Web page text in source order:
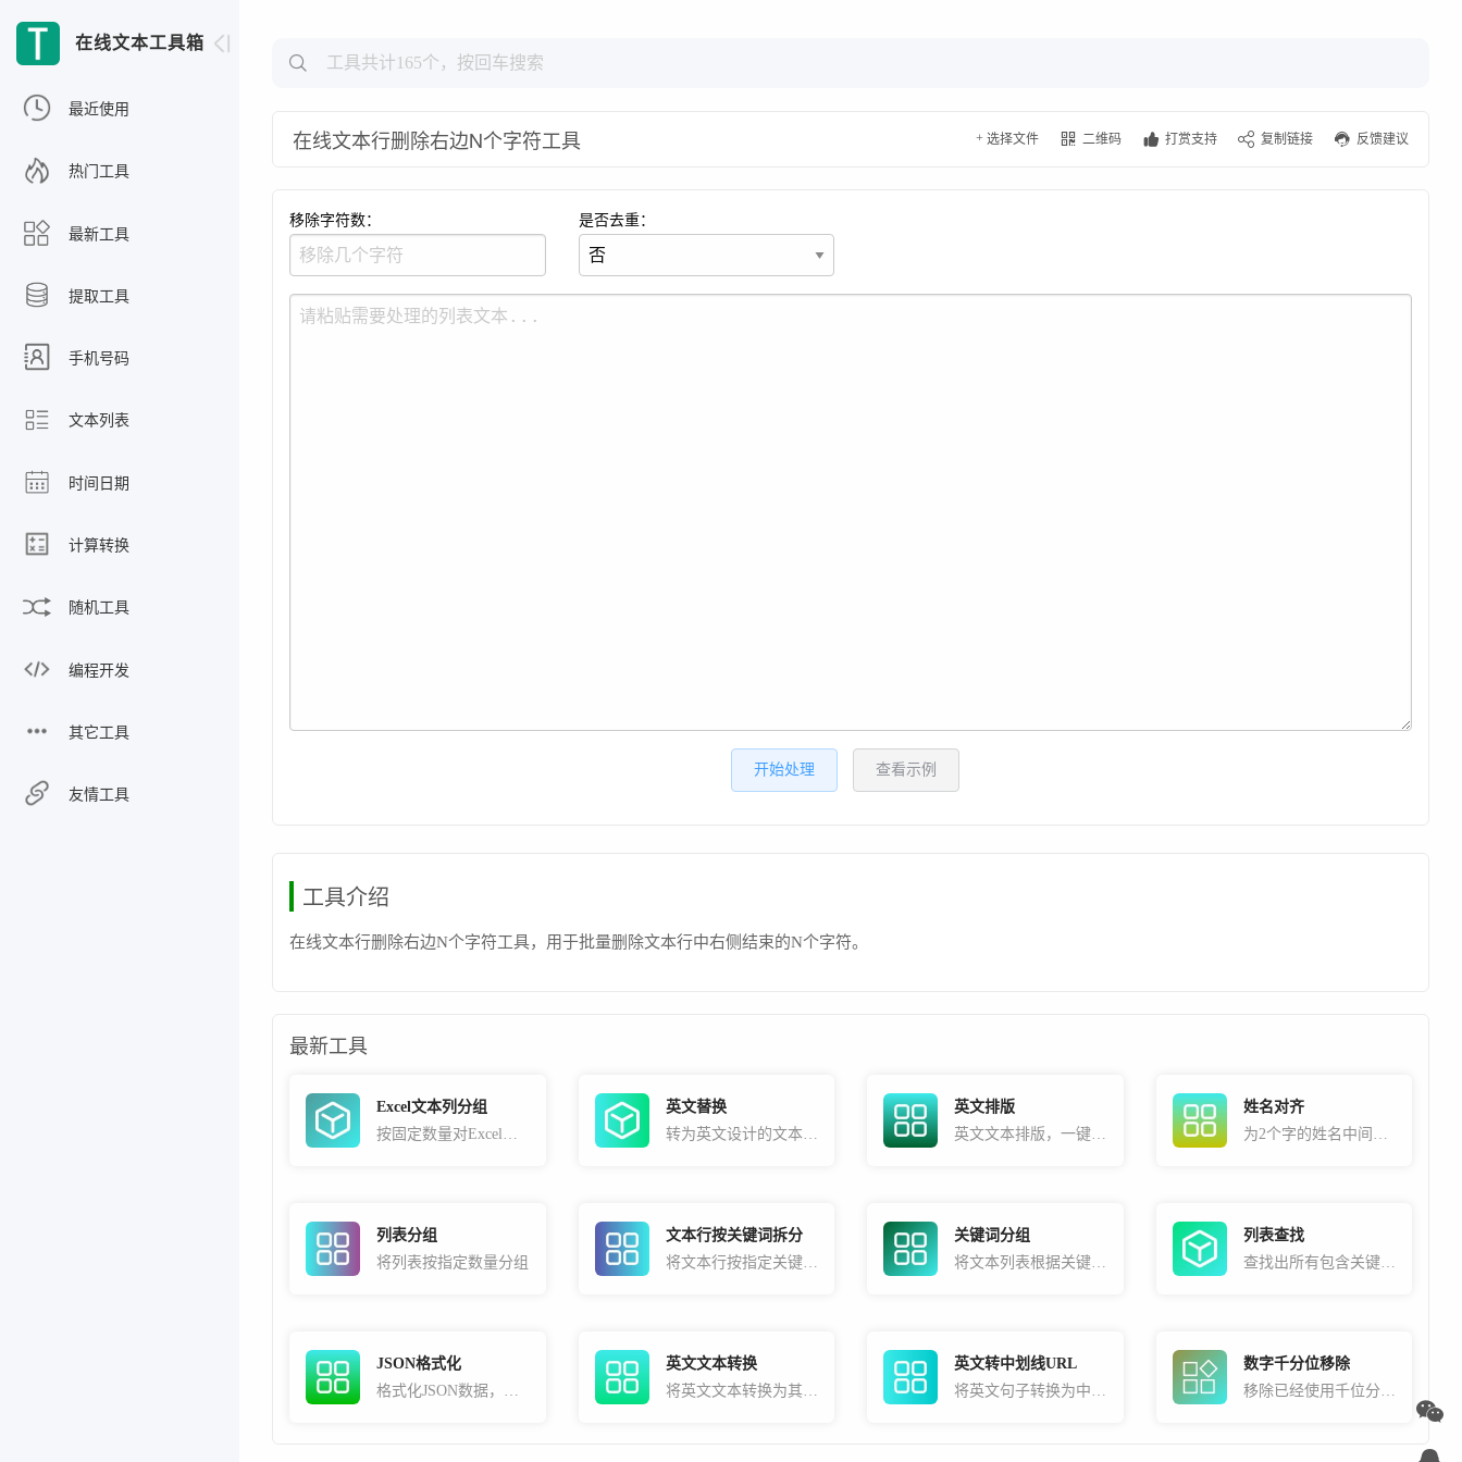
在线文本工具箱
最近使用
热门工具
最新工具
提取工具
手机号码
文本列表
时间日期
计算转换
随机工具
编程开发
其它工具
友情工具
在线文本行删除右边N个字符工具 + 选择文件 二维码 打赏支持 复制链接 反馈建议
移除字符数： 是否去重：
开始处理 查看示例
工具介绍
在线文本行删除右边N个字符工具，用于批量删除文本行中右侧结束的N个字符。
最新工具
Excel文本列分组
按固定数量对Excel进行列分组后纵向合并
英文替换
转为英文设计的文本替换工具
英文排版
英文文本排版，一键优化格式问题
姓名对齐
为2个字的姓名中间添加空格使其对齐
列表分组
将列表按指定数量分组
文本行按关键词拆分
将文本行按指定关键词依次拆分成多行
关键词分组
将文本列表根据关键词分组归类
列表查找
查找出所有包含关键词的列表项并支持一键复制
JSON格式化
格式化JSON数据，使其更容易阅读和理解
英文文本转换
将英文文本转换为其它的形式，如全部大写，全部小写，首字母大写，中划线分隔，下划线分隔等
英文转中划线URL
将英文句子转换为中划线分隔的链接URL形式，常用于SEO用途
数字千分位移除
移除已经使用千位分隔的千分位数字，将其还原为不带符号分隔的正常数字。